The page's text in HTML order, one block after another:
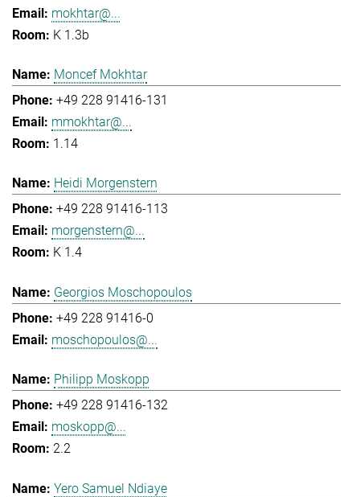
mokhtar@...
K 1.3b
Moncef Mokhtar
+49 228 91416-131
mmokhtar@...
1.14
Heidi Morgenstern
+49 228 91416-113
morgenstern@...
K 1.4
Georgios Moschopoulos
+49 228 91416-0
moschopoulos@...
Philipp Moskopp
+49 228 91416-132
moskopp@...
2.2
Yero Samuel Ndiaye